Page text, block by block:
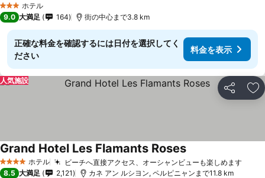
3 ホテルのランク
ホテル
9.0 大満足 164 街の中心まで3.8 km
正確な料金を確認するには日付を選択してく
ださい
料金を表示
シェア お
人気施設
4 ホテルのランク
ホテル ビーチへ直接アクセス、オーシャンビューも楽しめます料金
Grand Hotel Les Flamants Roses料金を表示
8.5 大満足 2,121 カネ アン ルシヨン, ペルピニャンまで11.8 km